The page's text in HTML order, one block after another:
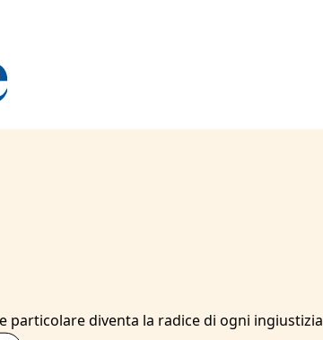
particolare diventa la radice di ogni ingiustizia